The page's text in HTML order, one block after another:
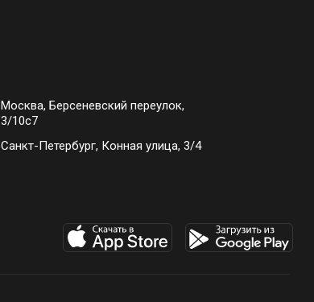
Москва, Берсеневский переулок,
3/10с7
Санкт-Петербург, Конная улица, 3/4